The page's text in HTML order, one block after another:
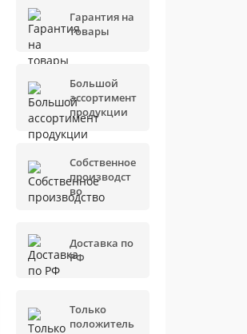
Гарантия на
товары
Большой
ассортимент
продукции
Собственное
производст
во
Доставка по
РФ
Только
положитель